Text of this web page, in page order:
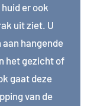
er ook
uit ziet. U
hangende
het gezicht of
gaat deze
van de